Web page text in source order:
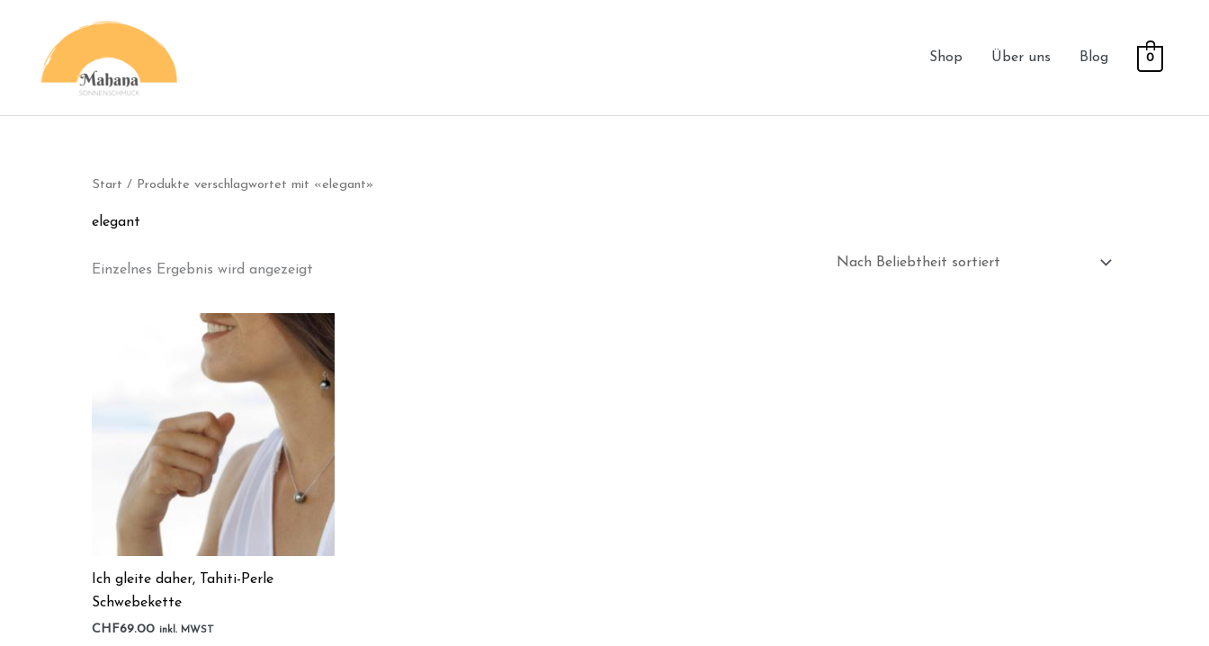
springen
Shop Über uns Blog 0
Start / Produkte verschlagwortet mit «elegant»
elegant
Einzelnes Ergebnis wird angezeigt
Ich gleite daher, Tahiti-Perle
Schwebekette
CHF69.00 inkl. MWST